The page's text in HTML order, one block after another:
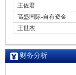
王佐君
高盛国际-自有资金
王世杰
财务分析